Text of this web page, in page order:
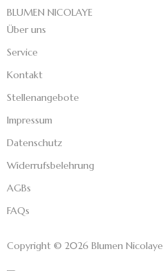
BLUMEN NICOLAYE
Über uns
Service
Kontakt
Stellenangebote
Impressum
Datenschutz
Widerrufsbelehrung
AGBs
FAQs
Copyright © 2026 Blumen Nicolaye